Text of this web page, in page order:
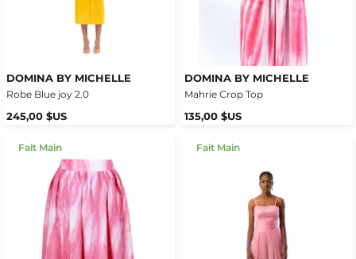
DOMINA BY MICHELLE
Robe Blue joy 2.0
245,00 $US
DOMINA BY MICHELLE
Mahrie Crop Top
135,00 $US
Fait Main Fait Main